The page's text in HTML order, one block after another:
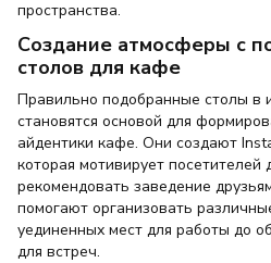
пространства.
Создание атмосферы с
столов для кафе
Правильно подобранные столы в
становятся основой для
айдентики кафе. Они создают
которая мотивирует
рекомендовать заведение
помогают организовать
уединенных мест для работы до
для встреч.